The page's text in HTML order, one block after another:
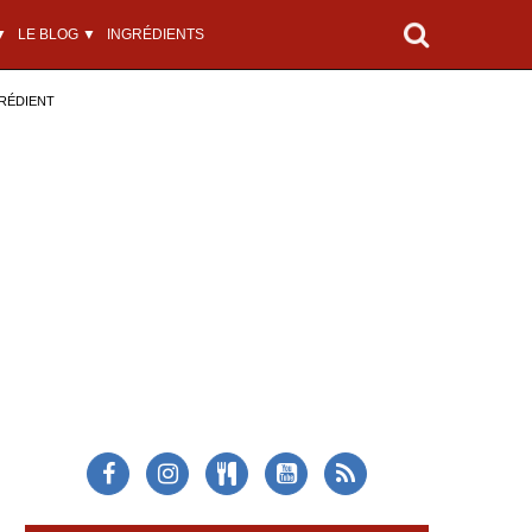
LE BLOG ▼ INGRÉDIENTS